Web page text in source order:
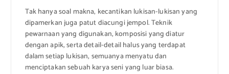
Tak hanya soal makna, kecantikan lukisan-lukisan yang
dipamerkan juga patut diacungi jempol. Teknik
pewarnaan yang digunakan, komposisi yang diatur
dengan apik, serta detail-detail halus yang terdapat
dalam setiap lukisan, semuanya menyatu dan
menciptakan sebuah karya seni yang luar biasa.